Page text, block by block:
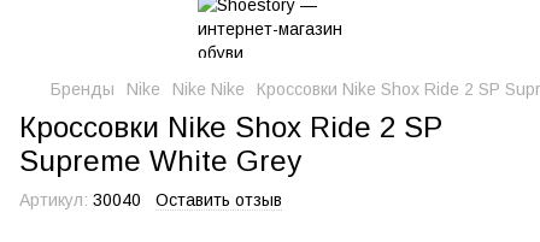
Бренды Nike Nike Nike Кроссовки Nike Shox Ride 2 SP
Кроссовки Nike Shox Ride 2 SP
Supreme White Grey
Артикул: 30040 Оставить отзыв